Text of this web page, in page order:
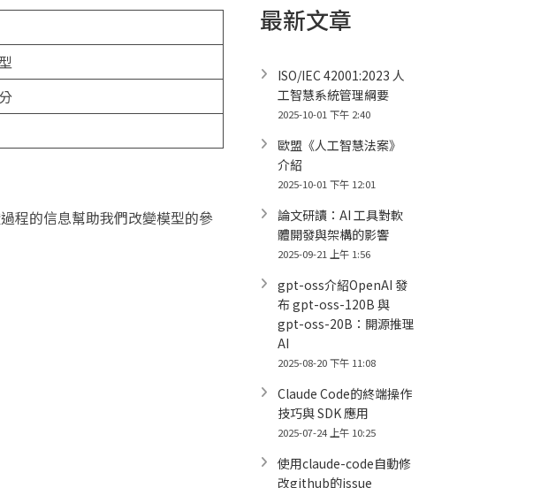
程的信息幫助我們改變模型的參
最新文章
ISO/IEC 42001:2023 人
工智慧系統管理綱要
2025-10-01 下午 2:40
歐盟《人工智慧法案》
介紹
2025-10-01 下午 12:01
論文研讀：AI 工具對軟
體開發與架構的影響
2025-09-21 上午 1:56
gpt-oss介紹OpenAI 發
布 gpt-oss-120B 與
gpt-oss-20B：開源推理
AI
2025-08-20 下午 11:08
Claude Code的終端操作
技巧與 SDK 應用
2025-07-24 上午 10:25
使用claude-code自動修
改github的issue